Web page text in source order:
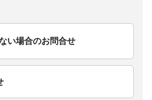
い場合のお問合せ